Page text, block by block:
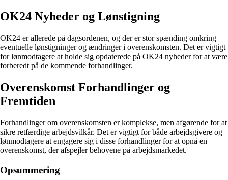
OK24 Nyheder og Lønstigning
OK24 er allerede på dagsordenen, og der er stor spænding omkring
eventuelle lønstigninger og ændringer i overenskomsten. Det er vigtigt
for lønmodtagere at holde sig opdaterede på OK24 nyheder for at være
forberedt på de kommende forhandlinger.
Overenskomst Forhandlinger og
Fremtiden
Forhandlinger om overenskomsten er komplekse, men afgørende for at
sikre retfærdige arbejdsvilkår. Det er vigtigt for både arbejdsgivere og
lønmodtagere at engagere sig i disse forhandlinger for at opnå en
overenskomst, der afspejler behovene på arbejdsmarkedet.
Opsummering